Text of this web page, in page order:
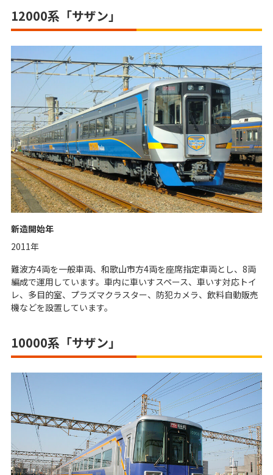
12000系「サザン」
新造開始年
2011年
難波方4両を一般車両、和歌山市方4両を座席指定車両とし、8両
編成で運用しています。車内に車いすスペース、車いす対応トイ
レ、多目的室、プラズマクラスター、防犯カメラ、飲料自動販売
機などを設置しています。
10000系「サザン」